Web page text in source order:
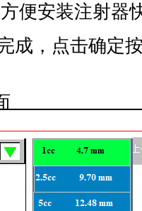
便安装注射器
成，点击确定